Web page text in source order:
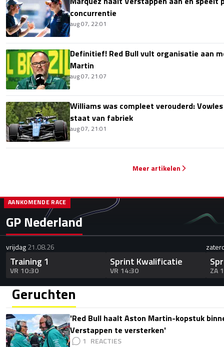
concurrentie
aug 07, 22:01
Definitief! Red Bull vult organisatie aan
Martin
aug 07, 21:07
Williams was compleet verouderd:
staat van fabriek
aug 07, 21:01
Meer artikelen
GP Nederland
AANKOMENDE RACE
vrijdag21.08.26
Training 1
VR 10:30
Sprint Kwalificatie
VR 14:30 ZA
Geruchten
'Red Bull haalt Aston Martin-kopstuk
Verstappen te versterken'
1